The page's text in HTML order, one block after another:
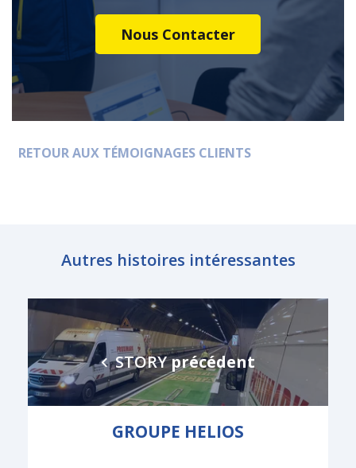
Nous Contacter
RETOUR AUX TÉMOIGNAGES CLIENTS
Autres histoires intéressantes
STORYprécédent
GROUPE HELIOS